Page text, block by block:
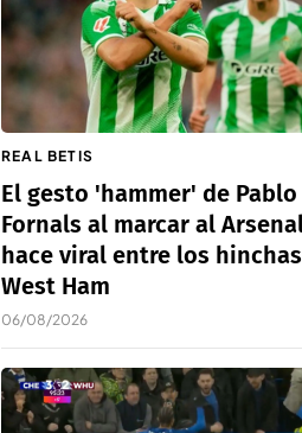
REAL BETIS
El gesto 'hammer' de Pablo
Fornals al marcar al
hace viral entre los
West Ham
06/08/2026